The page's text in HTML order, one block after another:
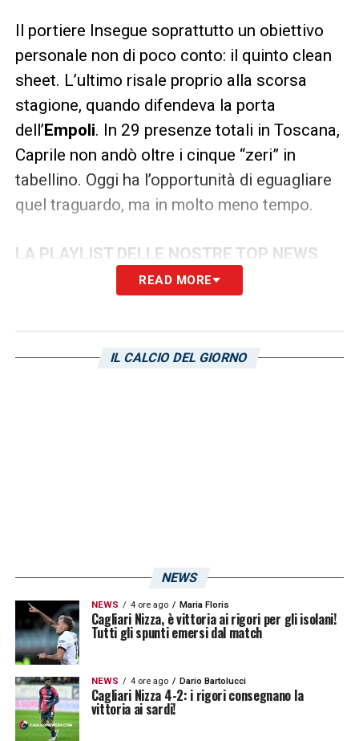
Il portiere Insegue soprattutto un obiettivo
personale non di poco conto: il quinto clean
sheet. L’ultimo risale proprio alla scorsa
stagione, quando difendeva la porta
dell’Empoli. In 29 presenze totali in Toscana,
Caprile non andò oltre i cinque “zeri” in
tabellino. Oggi ha l’opportunità di eguagliare
quel traguardo, ma in molto meno tempo.
LA PLAYLIST DELLE NOSTRE TOP NEWS
READ MORE
IL CALCIO DEL GIORNO
NEWS
NEWS 4 ore ago Maria Floris
Cagliari Nizza, è vittoria ai rigori per gli isolani!
Tutti gli spunti emersi dal match
NEWS 4 ore ago Dario Bartolucci
Cagliari Nizza 4-2: i rigori consegnano la
vittoria ai sardi!